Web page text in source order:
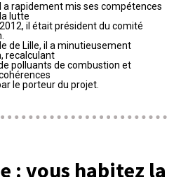
a rapidement mis ses compétences
lutte
il était président du comité
de Lille, il a minutieusement
recalculant
polluants de combustion et
le porteur du projet.
: vous habitez la